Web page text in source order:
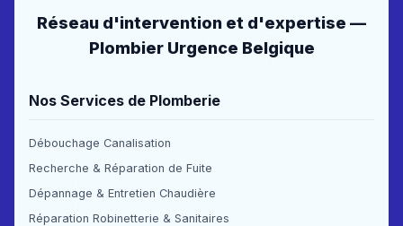
Réseau d'intervention et d'expertise —
Plombier Urgence Belgique
Nos Services de Plomberie
Débouchage Canalisation
Recherche & Réparation de Fuite
Dépannage & Entretien Chaudière
Réparation Robinetterie & Sanitaires